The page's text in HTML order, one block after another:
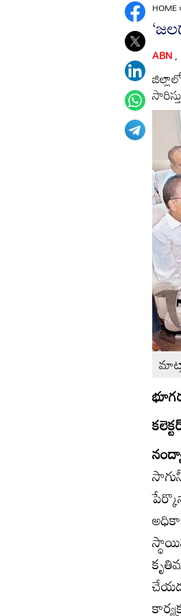
HOME
ABN,